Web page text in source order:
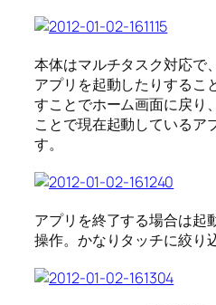
本体はマルチタスク対応で
アプリを起動したりするこ
すことでホーム画面に戻り
ことで現在起動しているア
す。
アプリを終了する場合は起
操作。かなりタッチに絞り